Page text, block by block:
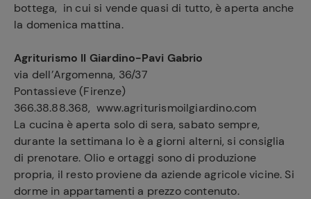
bottega, in cui si vende quasi di tutto, è aperta anche
la domenica mattina.
Agriturismo Il Giardino-Pavi Gabrio
via dell’Argomenna, 36/37
Pontassieve (Firenze)
366.38.88.368, www.agriturismoilgiardino.com
La cucina è aperta solo di sera, sabato sempre,
durante la settimana lo è a giorni alterni, si consiglia
di prenotare. Olio e ortaggi sono di produzione
propria, il resto proviene da aziende agricole vicine. Si
dorme in appartamenti a prezzo contenuto.